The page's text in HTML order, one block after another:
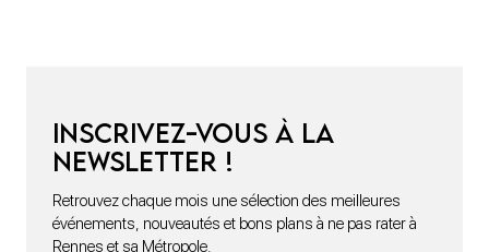
Inscrivez-vous à la
newsletter !
Retrouvez chaque mois une sélection des meilleures
événements, nouveautés et bons plans à ne pas rater à
Rennes et sa Métropole.